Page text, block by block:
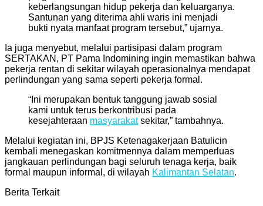
keberlangsungan hidup pekerja dan keluarganya.
Santunan yang diterima ahli waris ini menjadi
bukti nyata manfaat program tersebut,” ujarnya.
Ia juga menyebut, melalui partisipasi dalam program
SERTAKAN, PT Pama Indomining ingin memastikan bahwa
pekerja rentan di sekitar wilayah operasionalnya mendapat
perlindungan yang sama seperti pekerja formal.
“Ini merupakan bentuk tanggung jawab sosial
kami untuk terus berkontribusi pada
kesejahteraan masyarakatsekitar,” tambahnya.
Melalui kegiatan ini, BPJS Ketenagakerjaan Batulicin
kembali menegaskan komitmennya dalam memperluas
jangkauan perlindungan bagi seluruh tenaga kerja, baik
formal maupun informal, di wilayah Kalimantan Selatan.
Berita Terkait